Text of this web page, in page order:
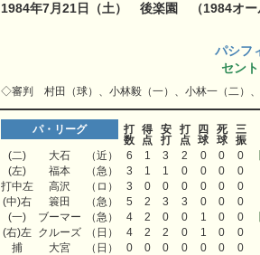
1984年7月21日（土） 後楽園 （1984オ
パシフ
セン
◇審判 村田（球）、小林毅（一）、小林一（二）
パ・リーグ
打
数
得
点
安
打
打
点
四
球
死
球
三
振
(二)
大石 （近） 6 1 3 2 0 0 0
(左)
福本 （急） 3 1 1 0 0 0
0
打中左
高沢 （ロ） 3 0 0 0 0 0
0
(中)右
簑田 （急） 5 2 3 3 0 0
0
(一)
ブーマー （急） 4 2 0 0 1 0 0
(右)左 クルーズ （日） 4 2 2 0 1 0
0
捕
大宮 （日） 0 0 0 0 0 0
0